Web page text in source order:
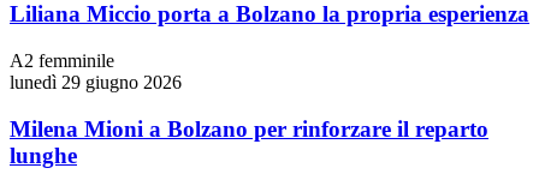
Liliana Miccio porta a Bolzano la propria esperienza
A2 femminile
lunedì 29 giugno 2026
Milena Mioni a Bolzano per rinforzare il reparto
lunghe